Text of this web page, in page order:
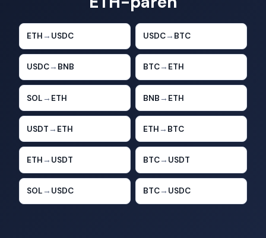
ETH → USDC USDC→ BTC
USDC→ BNB BTC→ ETH
SOL → ETH BNB → ETH
USDT → ETH ETH → BTC
ETH → USDT BTC→ USDT
SOL → USDC BTC→ USDC